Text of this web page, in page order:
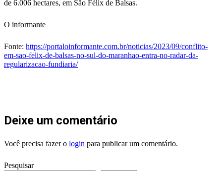
de 6.006 hectares, em São Félix de Balsas.
O informante
Fonte: https://portaloinformante.com.br/noticias/2023/09/conflito-
em-sao-felix-de-balsas-no-sul-do-maranhao-entra-no-radar-da-
regularizacao-fundiaria/
Deixe um comentário
Você precisa fazer o login para publicar um comentário.
Pesquisar